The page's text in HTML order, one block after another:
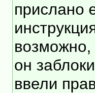
прислано
он
ввели